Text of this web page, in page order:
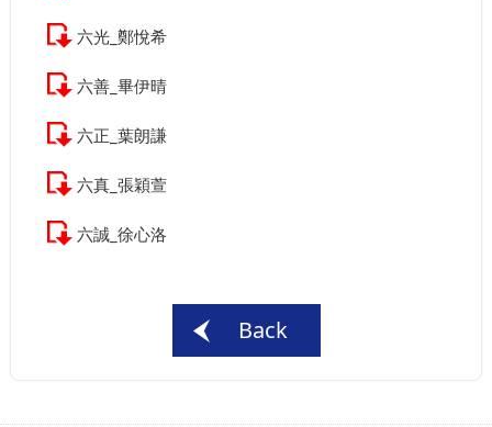
六光_鄭悅希
六善_畢伊晴
六正_葉朗謙
六真_張穎萱
六誠_徐心洛
Back